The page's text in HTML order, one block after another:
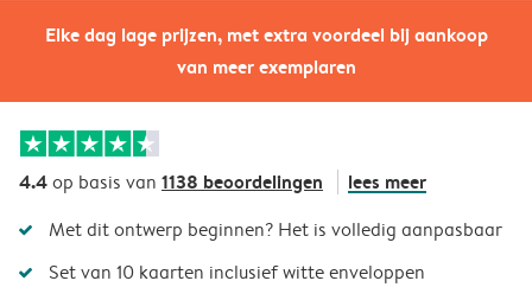
Elke dag lage prijzen, met extra voordeel bij aankoop
van meer exemplaren
4.4op basis van 1138 beoordelingen lees meer
Met dit ontwerp beginnen? Het is volledig aanpasbaar
Set van 10 kaarten inclusief witte enveloppen